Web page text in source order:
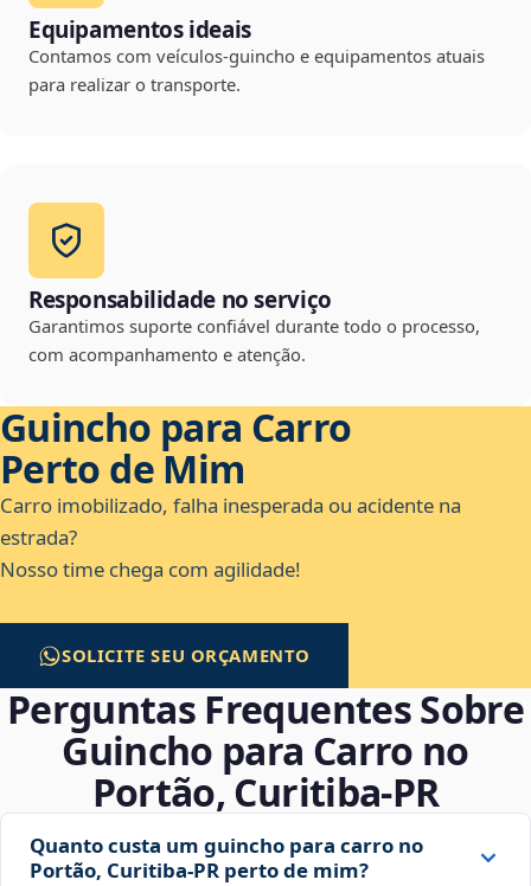
Equipamentos ideais
Contamos com veículos-guincho e equipamentos atuais
para realizar o transporte.
Responsabilidade no serviço
Garantimos suporte confiável durante todo o processo,
com acompanhamento e atenção.
Guincho para Carro
Perto de Mim
Carro imobilizado, falha inesperada ou acidente na
estrada?
Nosso time chega com agilidade!
SOLICITE SEU ORÇAMENTO
Perguntas Frequentes Sobre
Guincho para Carro no
Portão, Curitiba‑PR
Quanto custa um guincho para carro no
Portão, Curitiba‑PR perto de mim?